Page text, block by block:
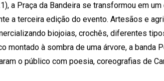
a Praça da Bandeira se transformou em
a terceira edição do evento. Artesãos e
biojoias, crochês, diferentes
montado à sombra de uma árvore, a banda
o público com poesia, coreografias de